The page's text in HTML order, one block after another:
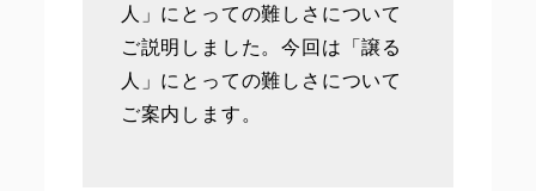
人」にとっての難しさについて
ご説明しました。今回は「譲る
人」にとっての難しさについて
ご案内します。